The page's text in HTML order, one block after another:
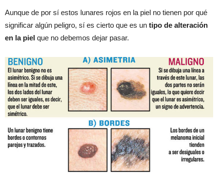
Aunque de por sí estos lunares rojos en la piel no tienen por qué
significar algún peligro, sí es cierto que es un tipo de alteración
en la piel que no debemos dejar pasar.